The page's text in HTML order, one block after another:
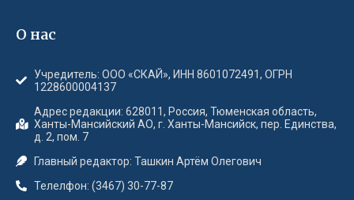
О нас
Учредитель: ООО «СКАЙ», ИНН 8601072491, ОГРН
1228600004137
Адрес редакции: 628011, Россия, Тюменская область,
Ханты-Мансийский АО, г. Ханты-Мансийск, пер. Единства,
д. 2, пом. 7
Главный редактор: Ташкин Артём Олегович
Телелфон: (3467) 30-77-87